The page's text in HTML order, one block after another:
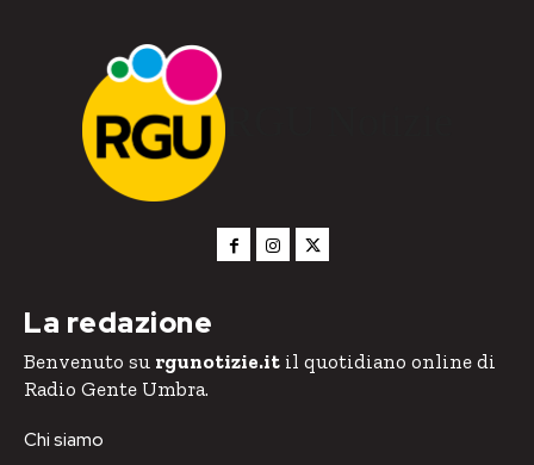
RGU Notizie
La redazione
Benvenuto su rgunotizie.it il quotidiano online di
Radio Gente Umbra.
Chi siamo